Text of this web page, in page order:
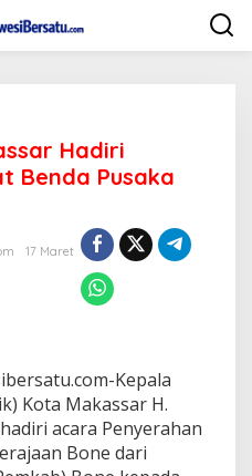
Hadiri
Benda Pusaka
17 Maret
Kepala
Kota Makassar H.
acara Penyerahan
Bone dari